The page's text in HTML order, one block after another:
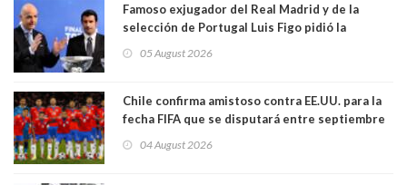
Famoso exjugador del Real Madrid y de la
selección de Portugal Luis Figo pidió la
comportamiento más bajo y cobarde que he
05 August 2026
Chile confirma amistoso contra EE.UU. para la
fecha FIFA que se disputará entre septiembre
04 August 2026